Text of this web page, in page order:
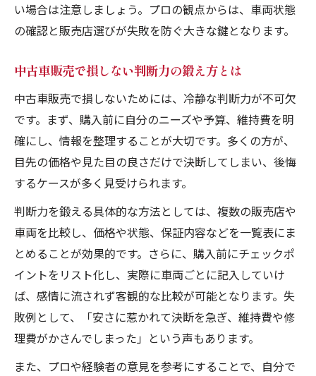
い場合は注意しましょう。プロの観点からは、車両状態
の確認と販売店選びが失敗を防ぐ大きな鍵となります。
中古車販売で損しない判断力の鍛え方とは
中古車販売で損しないためには、冷静な判断力が不可欠
です。まず、購入前に自分のニーズや予算、維持費を明
確にし、情報を整理することが大切です。多くの方が、
目先の価格や見た目の良さだけで決断してしまい、後悔
するケースが多く見受けられます。
判断力を鍛える具体的な方法としては、複数の販売店や
車両を比較し、価格や状態、保証内容などを一覧表にま
とめることが効果的です。さらに、購入前にチェックポ
イントをリスト化し、実際に車両ごとに記入していけ
ば、感情に流されず客観的な比較が可能となります。失
敗例として、「安さに惹かれて決断を急ぎ、維持費や修
理費がかさんでしまった」という声もあります。
また、プロや経験者の意見を参考にすることで、自分で